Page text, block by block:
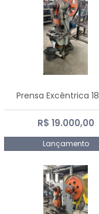
Prensa Excêntrica
R$ 19.000,00
Lançamento